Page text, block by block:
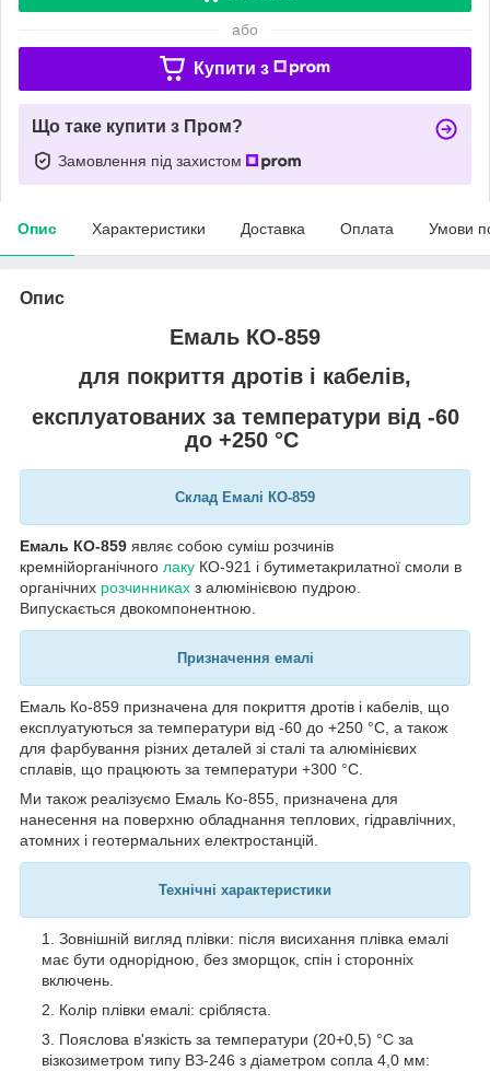
або
Купити з
Що таке купити з Пром?
Замовлення під захистом
Опис Характеристики Доставка Оплата Умови
Опис
Емаль КО-859
для покриття дротів і кабелів,
експлуатованих за температури від -60
до +250 °C
Склад Емалі КО-859
Емаль КО-859 являє собою суміш розчинів
кремнійорганічного лаку КО-921 і бутиметакрилатної смоли в
органічних розчинниках з алюмінієвою пудрою.
Випускається двокомпонентною.
Призначення емалі
Емаль Ко-859 призначена для покриття дротів і кабелів, що
експлуатуються за температури від -60 до +250 °C, а також
для фарбування різних деталей зі сталі та алюмінієвих
сплавів, що працюють за температури +300 °C.
Ми також реалізуємо Емаль Ко-855, призначена для
нанесення на поверхню обладнання теплових, гідравлічних,
атомних і геотермальних електростанцій.
Технічні характеристики
Зовнішній вигляд плівки: після висихання плівка емалі
має бути однорідною, без зморщок, спін і сторонніх
включень.
Колір плівки емалі: срібляста.
Пояслова в'язкість за температури (20+0,5) °C за
візкозиметром типу ВЗ-246 з діаметром сопла 4,0 мм: